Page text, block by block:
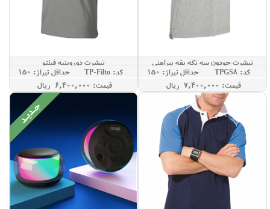
تیشرت جودون سه تکه یقه پیراهنی
کد: TPGS8
حداقل تيراژ: 150
قيمت: 7,400,000 ريال
تیشرت دوروپنبه فیلتو
کد: TP-Filto
حداقل تيراژ: 150
قيمت: 6,400,000 ريال